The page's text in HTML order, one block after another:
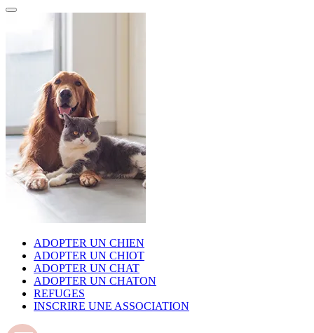
ADOPTER UN CHIEN
ADOPTER UN CHIOT
ADOPTER UN CHAT
ADOPTER UN CHATON
REFUGES
INSCRIRE UNE ASSOCIATION